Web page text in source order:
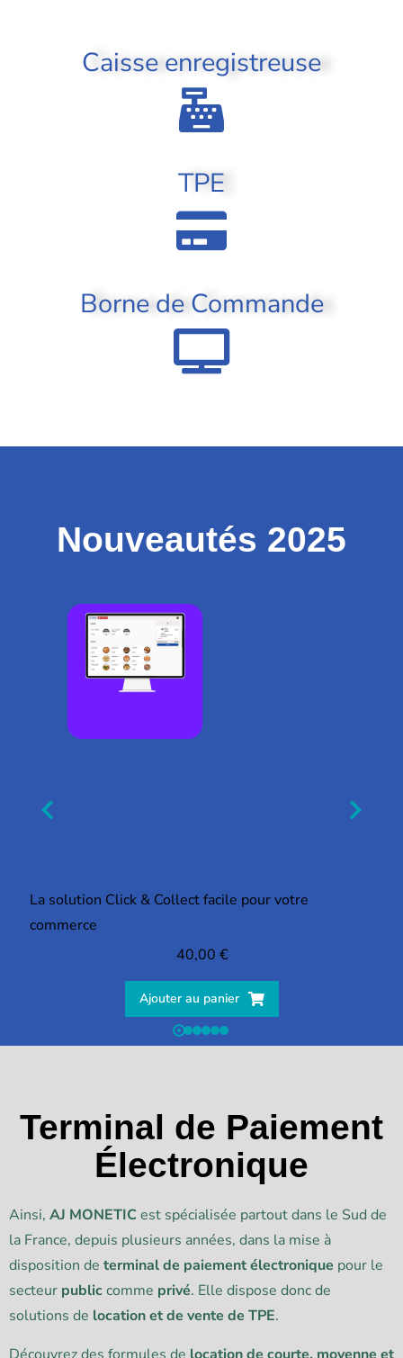
Caisse enregistreuse
TPE
Borne de Commande
Nouveautés 2025
La solution Click & Collect facile pour votre
commerce
40,00 €
Ajouter au panier
Terminal de Paiement
Électronique
Ainsi, AJ MONETICest spécialisée partout dans le Sud de
la France, depuis plusieurs années, dans la mise à
disposition de terminal de paiement électronique pour le
secteur public comme privé. Elle dispose donc de
solutions de location et de vente de TPE.